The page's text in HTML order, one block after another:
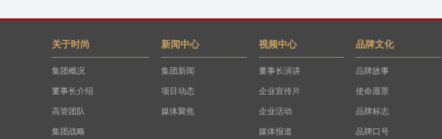
关于时尚
集团概况
董事长介绍
高管团队
集团战略
新闻中心
集团新闻
项目动态
媒体聚焦
视频中心
董事长演讲
企业宣传片
企业活动
媒体报道
品牌文化
品牌故事
使命愿景
品牌标志
品牌口号